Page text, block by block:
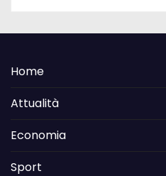
Home
Attualità
Economia
Sport